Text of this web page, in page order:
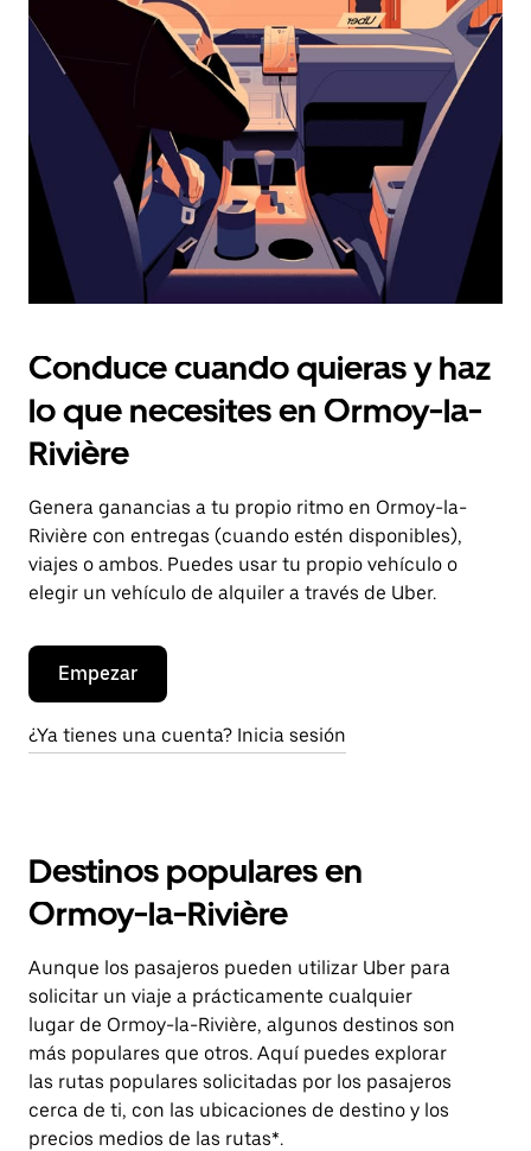
el
botón
escape
el
calendario.
Conduce cuando quieras y haz
lo que necesites en Ormoy-la-
Rivière
Genera ganancias a tu propio ritmo en Ormoy-la-
Rivière con entregas (cuando estén disponibles),
viajes o ambos. Puedes usar tu propio vehículo o
elegir un vehículo de alquiler a través de Uber.
Empezar
¿Ya tienes una cuenta? Inicia sesión
Destinos populares en
Ormoy-la-Rivière
Aunque los pasajeros pueden utilizar Uber para
solicitar un viaje a prácticamente cualquier
lugar de Ormoy-la-Rivière, algunos destinos son
más populares que otros. Aquí puedes explorar
las rutas populares solicitadas por los pasajeros
cerca de ti, con las ubicaciones de destino y los
precios medios de las rutas*.